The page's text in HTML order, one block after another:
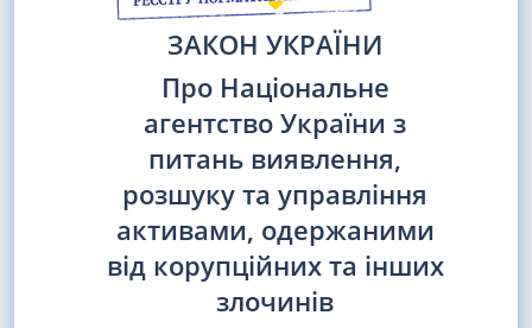
ЗАКОН УКРАЇНИ
Про Національне
агентство України з
питань виявлення,
розшуку та управління
активами, одержаними
від корупційних та інших
злочинів